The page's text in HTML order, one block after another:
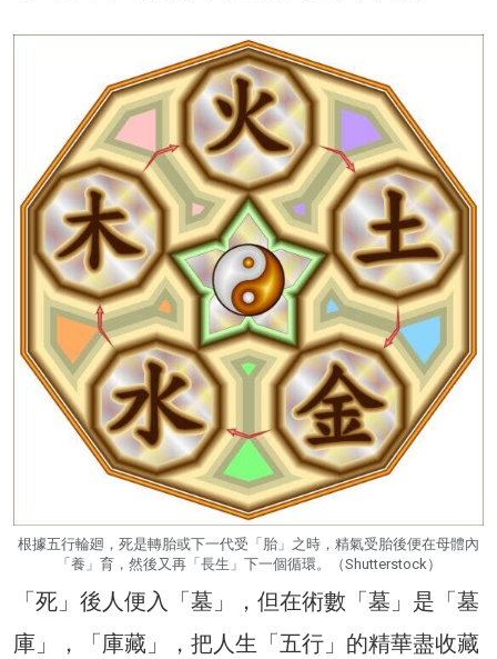
根據五行輪廻，死是轉胎或下一代受「胎」之時，精氣受胎後便在母體內
「養」育，然後又再「長生」下一個循環。（Shutterstock）
「死」後人便入「墓」，但在術數「墓」是「墓
庫」，「庫藏」，把人生「五行」的精華盡收藏